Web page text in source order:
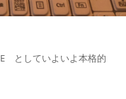
としていよいよ本格的